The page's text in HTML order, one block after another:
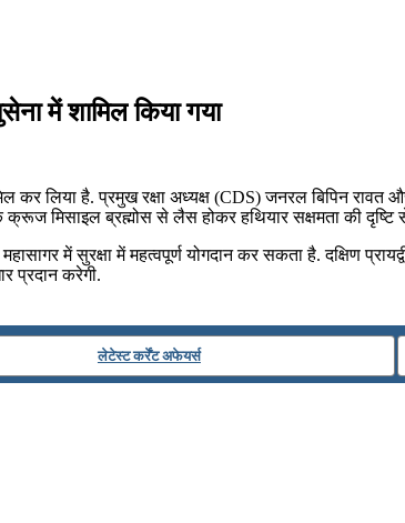
में शामिल किया गया
लिया है. प्रमुख रक्षा अध्‍यक्ष (CDS) जनरल बिपिन रावत
मिसाइल ब्रह्मोस से लैस होकर हथियार सक्षमता की
में सुरक्षा में महत्‍वपूर्ण योगदान कर सकता है. दक्षिण
प्रदान करेगी.
लेटेस्ट कर्रेंट अफेयर्स